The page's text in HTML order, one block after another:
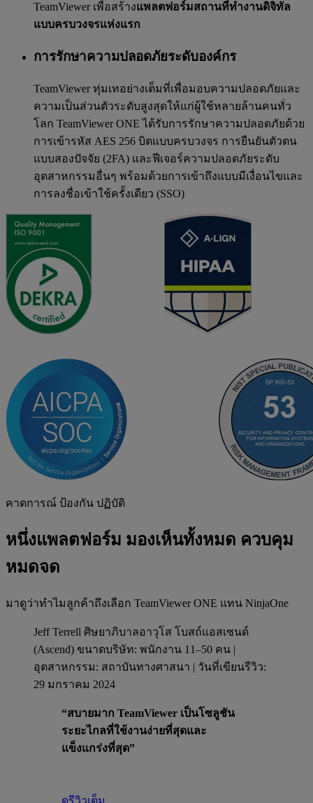
TeamViewer เพื่อสร้างแพลตฟอร์มสถานที่ทำงานดิจิทัล
แบบครบวงจรแห่งแรก
การรักษาความปลอดภัยระดับองค์กร
TeamViewer ทุ่มเทอย่างเต็มที่เพื่อมอบความปลอดภัยและ
ความเป็นส่วนตัวระดับสูงสุดให้แก่ผู้ใช้หลายล้านคนทั่ว
โลก TeamViewer ONE ได้รับการรักษาความปลอดภัยด้วย
การเข้ารหัส AES 256 บิตแบบครบวงจร การยืนยันตัวตน
แบบสองปัจจัย (2FA) และฟีเจอร์ความปลอดภัยระดับ
อุตสาหกรรมอื่นๆ พร้อมด้วยการเข้าถึงแบบมีเงื่อนไขและ
การลงชื่อเข้าใช้ครั้งเดียว (SSO)
คาดการณ์ ป้องกัน ปฏิบัติ
หนึ่งแพลตฟอร์ม มองเห็นทั้งหมด ควบคุม
หมดจด
มาดูว่าทำไมลูกค้าถึงเลือก TeamViewer ONE แทน NinjaOne
Jeff Terrell ศิษยาภิบาลอาวุโส โบสถ์แอสเซนด์
(Ascend) ขนาดบริษัท: พนักงาน 11–50 คน |
อุตสาหกรรม: สถาบันทางศาสนา | วันที่เขียนรีวิว:
29 มกราคม 2024
“สบายมาก TeamViewer เป็นโซลูชัน
ระยะไกลที่ใช้งานง่ายที่สุดและ
แข็งแกร่งที่สุด”
ดูรีวิวเต็ม